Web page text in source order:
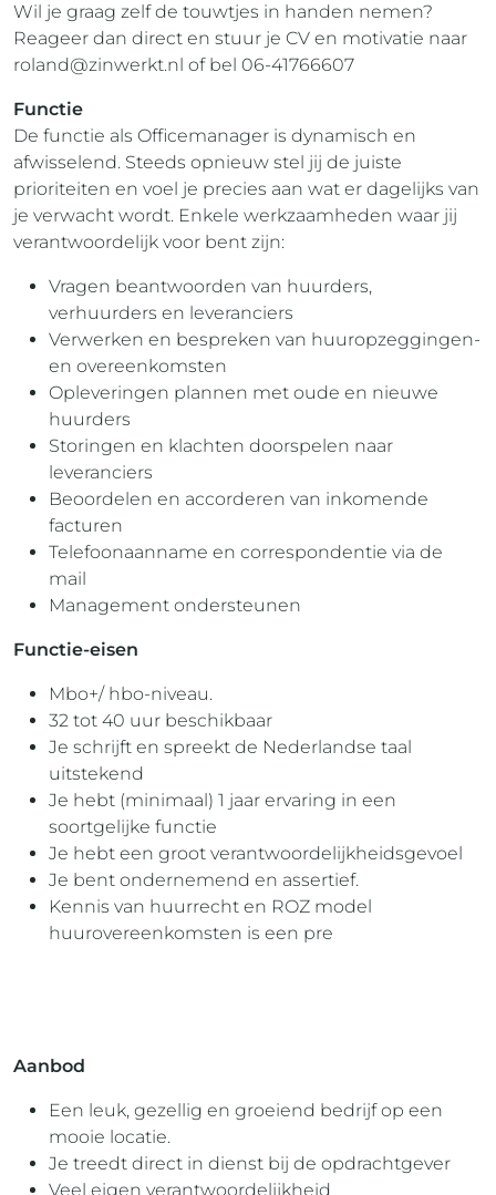
Wil je graag zelf de touwtjes in handen nemen?
Reageer dan direct en stuur je CV en motivatie naar
roland@zinwerkt.nl of bel 06-41766607
Functie
De functie als Officemanager is dynamisch en
afwisselend. Steeds opnieuw stel jij de juiste
prioriteiten en voel je precies aan wat er dagelijks van
je verwacht wordt. Enkele werkzaamheden waar jij
verantwoordelijk voor bent zijn:
Vragen beantwoorden van huurders,
verhuurders en leveranciers
Verwerken en bespreken van huuropzeggingen-
en overeenkomsten
Opleveringen plannen met oude en nieuwe
huurders
Storingen en klachten doorspelen naar
leveranciers
Beoordelen en accorderen van inkomende
facturen
Telefoonaanname en correspondentie via de
mail
Management ondersteunen
Functie-eisen
Mbo+/ hbo-niveau.
32 tot 40 uur beschikbaar
Je schrijft en spreekt de Nederlandse taal
uitstekend
Je hebt (minimaal) 1 jaar ervaring in een
soortgelijke functie
Je hebt een groot verantwoordelijkheidsgevoel
Je bent ondernemend en assertief.
Kennis van huurrecht en ROZ model
huurovereenkomsten is een pre
Aanbod
Een leuk, gezellig en groeiend bedrijf op een
mooie locatie.
Je treedt direct in dienst bij de opdrachtgever
Veel eigen verantwoordelijkheid